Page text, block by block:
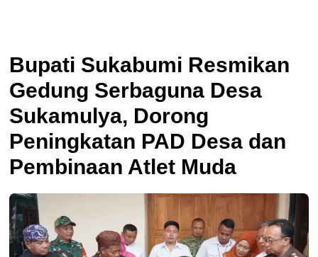
Bupati Sukabumi Resmikan
Gedung Serbaguna Desa
Sukamulya, Dorong
Peningkatan PAD Desa dan
Pembinaan Atlet Muda